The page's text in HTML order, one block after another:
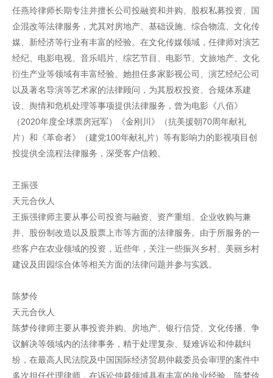
任燕玲律师长期专注并擅长公司投融资和并购、股权私募投资、国
企混改等法律服务，尤其对房地产、基础设施、综合物流、文化传
媒、新经济等行业有丰富的经验。在文化传媒领域，任律师对演艺
经纪、电影电视、音乐唱片、综艺节目、电影节、文旅地产、文化
衍生产业等领域有丰富经验。她担任多家影视公司、演艺经纪公司
以及著名导演等艺术家的法律顾问，为其股权投资、合规体系建
设、舆情和危机处理等事项提供法律服务，曾为电影《八佰》
（2020年度全球票房冠军）《金刚川》（抗美援朝70周年献礼
片）和《革命者》（建党100年献礼片）等有影响力的影视项目创
投提供全流程法律服务，深受客户信赖。
王振强
天元合伙人
王振强律师主要从事公司投资与融资、资产重组、企业收购与兼
并、股份制改造以及股票上市等方面的法律服务。由于所服务的一
些客户在农业领域的投资，近些年，关注一些振兴乡村、美丽乡村
建设及田园综合体等相关方面的法律问题并参与实践。
陈梦伶
天元合伙人
陈梦伶律师主要从事投资并购、房地产、银行信贷、文化传播、争
议解决等领域内的法律事务，精于处理复杂、疑难诉讼和仲裁纠
纷，在最高人民法院及中国国际经济贸易仲裁委员会审理的案件中
多次担任代理律师，在诉讼仲裁领域具有丰富的执业经验。陈梦伶